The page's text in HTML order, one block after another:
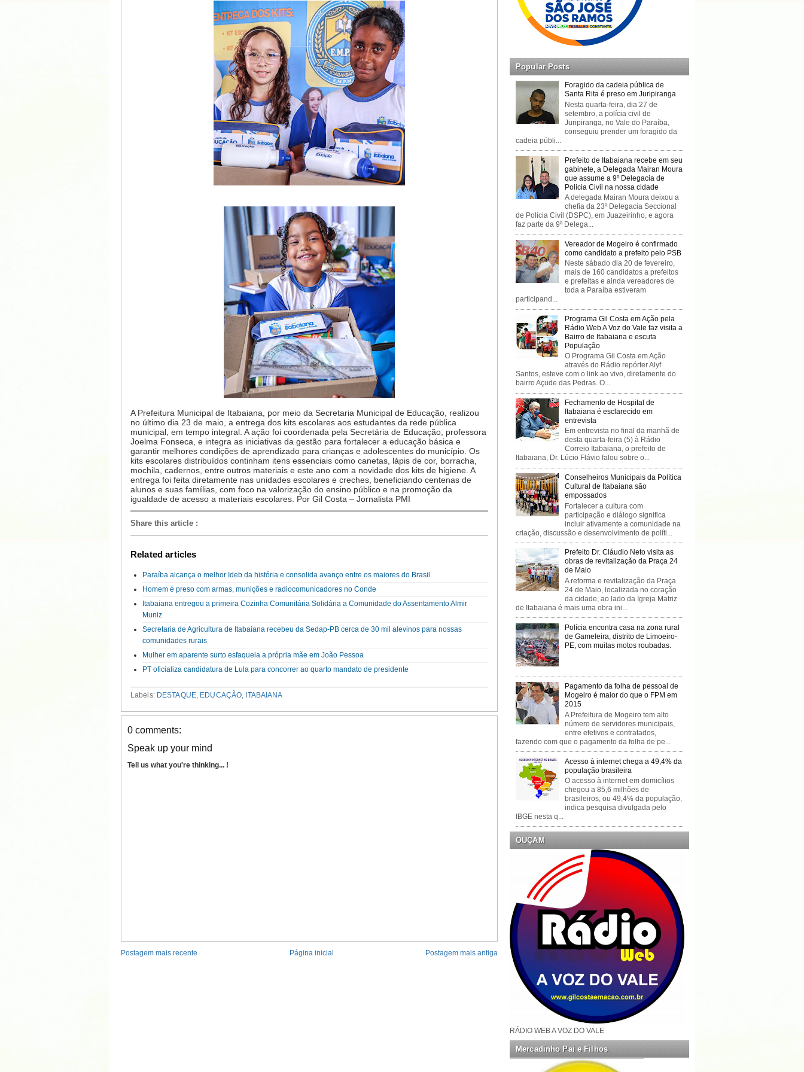
A Prefeitura Municipal de Itabaiana, por meio da Secretaria Municipal de Educação, realizou
no último dia 23 de maio, a entrega dos kits escolares aos estudantes da rede pública
municipal, em tempo integral. A ação foi coordenada pela Secretária de Educação, professora
Joelma Fonseca, e integra as iniciativas da gestão para fortalecer a educação básica e
garantir melhores condições de aprendizado para crianças e adolescentes do município. Os
kits escolares distribuídos continham itens essenciais como canetas, lápis de cor, borracha,
mochila, cadernos, entre outros materiais e este ano com a novidade dos kits de higiene. A
entrega foi feita diretamente nas unidades escolares e creches, beneficiando centenas de
alunos e suas famílias, com foco na valorização do ensino público e na promoção da
igualdade de acesso a materiais escolares. Por Gil Costa – Jornalista PMI
Share this article :
Related articles
Paraíba alcança o melhor Ideb da história e consolida avanço entre os maiores do Brasil
Homem é preso com armas, munições e radiocomunicadores no Conde
Itabaiana entregou a primeira Cozinha Comunitária Solidária a Comunidade do Assentamento Almir
Muniz
Secretaria de Agricultura de Itabaiana recebeu da Sedap-PB cerca de 30 mil alevinos para nossas
comunidades rurais
Mulher em aparente surto esfaqueia a própria mãe em João Pessoa
PT oficializa candidatura de Lula para concorrer ao quarto mandato de presidente
Labels: DESTAQUE, EDUCAÇÃO ITABAIANA
0 comments:
Speak up your mind
Tell us what you're thinking... !
Postagem mais recente Postagem mais antiga
Página inicial
Popular Posts
Foragido da cadeia pública de
Santa Rita é preso em Juripiranga
Nesta quarta-feira, dia 27 de
setembro, a polícia civil de
Juripiranga, no Vale do Paraíba,
conseguiu prender um foragido da
cadeia públi...
Prefeito de Itabaiana recebe em seu
gabinete, a Delegada Mairan Moura
que assume a 9º Delegacia de
Policia Civil na nossa cidade
A delegada Mairan Moura deixou a
chefia da 23ª Delegacia Seccional
de Polícia Civil (DSPC), em Juazeirinho, e agora
faz parte da 9ª Delega...
Vereador de Mogeiro é confirmado
como candidato a prefeito pelo PSB
Neste sábado dia 20 de fevereiro,
mais de 160 candidatos a prefeitos
e prefeitas e ainda vereadores de
toda a Paraíba estiveram
participand...
Programa Gil Costa em Ação pela
Rádio Web A Voz do Vale faz visita a
Bairro de Itabaiana e escuta
População
O Programa Gil Costa em Ação
através do Rádio repórter Alyf
Santos, esteve com o link ao vivo, diretamente do
bairro Açude das Pedras. O...
Fechamento de Hospital de
Itabaiana é esclarecido em
entrevista
Em entrevista no final da manhã de
desta quarta-feira (5) à Rádio
Correio Itabaiana, o prefeito de
Itabaiana, Dr. Lúcio Flávio falou sobre o...
Conselheiros Municipais da Política
Cultural de Itabaiana são
empossados
Fortalecer a cultura com
participação e diálogo significa
incluir ativamente a comunidade na
criação, discussão e desenvolvimento de políti...
Prefeito Dr. Cláudio Neto visita as
obras de revitalização da Praça 24
de Maio
A reforma e revitalização da Praça
24 de Maio, localizada no coração
da cidade, ao lado da Igreja Matriz
de Itabaiana é mais uma obra ini...
Polícia encontra casa na zona rural
de Gameleira, distrito de Limoeiro-
PE, com muitas motos roubadas.
Pagamento da folha de pessoal de
Mogeiro é maior do que o FPM em
2015
A Prefeitura de Mogeiro tem alto
número de servidores municipais,
entre efetivos e contratados,
fazendo com que o pagamento da folha de pe...
Acesso à internet chega a 49,4% da
população brasileira
O acesso à internet em domicílios
chegou a 85,6 milhões de
brasileiros, ou 49,4% da população,
indica pesquisa divulgada pelo
IBGE nesta q...
OUÇAM
RÁDIO WEB A VOZ DO VALE
Mercadinho Pai e Filhos